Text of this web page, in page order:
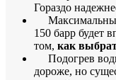
Гораздо
Максимальный
150 барр будет
том, как
Подогрев
дороже, но